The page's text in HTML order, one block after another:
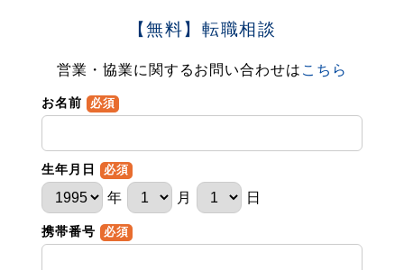
【無料】転職相談
営業・協業に関するお問い合わせは こちら
お名前 必須
生年月日 必須
年 月 日
携帯番号 必須